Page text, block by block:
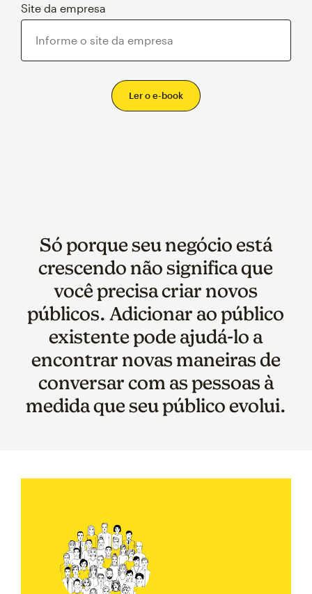
Site da empresa
Só porque seu negócio está
crescendo não significa que
você precisa criar novos
públicos. Adicionar ao público
existente pode ajudá-lo a
encontrar novas maneiras de
conversar com as pessoas à
medida que seu público evolui.